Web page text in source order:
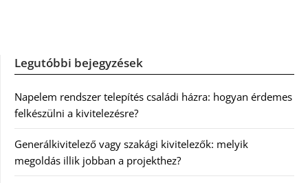
Legutóbbi bejegyzések
Napelem rendszer telepítés családi házra: hogyan érdemes
felkészülni a kivitelezésre?
Generálkivitelező vagy szakági kivitelezők: melyik
megoldás illik jobban a projekthez?